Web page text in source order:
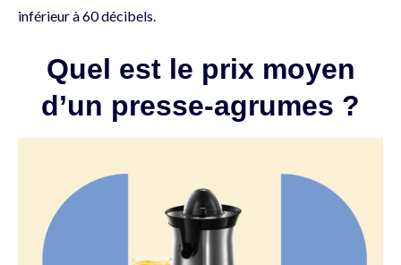
inférieur à 60 décibels.
Quel est le prix moyen
d’un presse-agrumes ?